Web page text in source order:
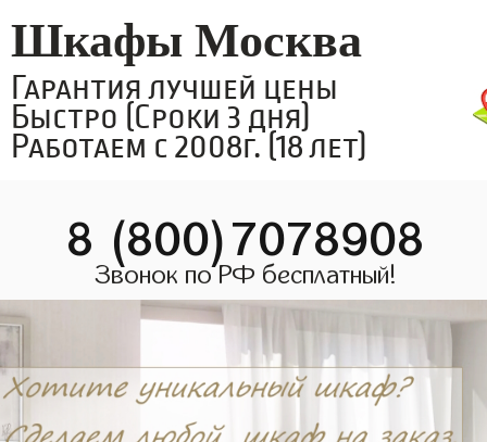
Шкафы Москва
Гарантия лучшей цены
Быстро (Сроки 3 дня)
Работаем с 2008г. (18 лет)
8 (800)7078908
Звонок по РФ бесплатный!